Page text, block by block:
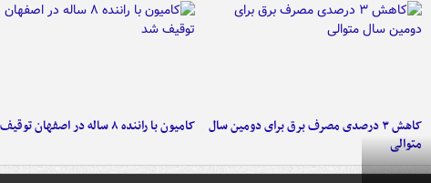
کاهش ۳ درصدی مصرف برق برای دومین سال
متوالی
کامیون با راننده ۸ ساله در اصفهان توقیف شد